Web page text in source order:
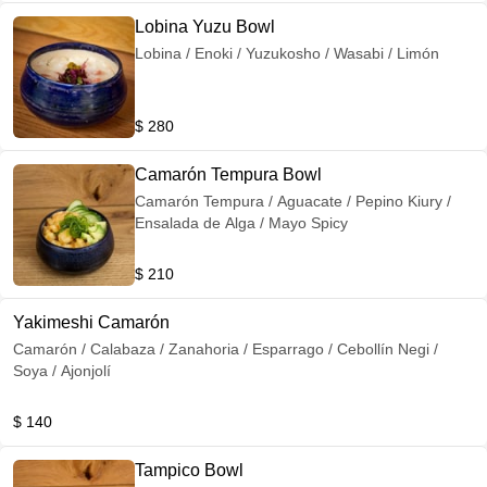
Lobina Yuzu Bowl
Lobina / Enoki / Yuzukosho / Wasabi / Limón
$ 280
Camarón Tempura Bowl
Camarón Tempura / Aguacate / Pepino Kiury /
Ensalada de Alga / Mayo Spicy
$ 210
Yakimeshi Camarón
Camarón / Calabaza / Zanahoria / Esparrago / Cebollín Negi /
Soya / Ajonjolí
$ 140
Tampico Bowl